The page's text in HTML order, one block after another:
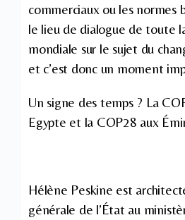
commerciaux ou les normes
le lieu de dialogue de toute
mondiale sur le sujet du
et c’est donc un moment
Un signe des temps ? La
Egypte et la COP28 aux
Hélène Peskine est
générale de l’État au